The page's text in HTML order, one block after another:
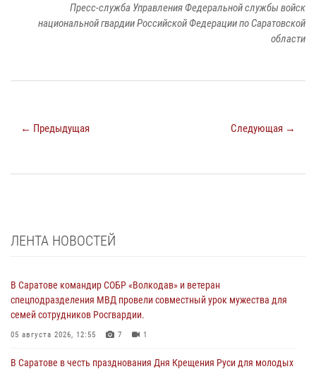
Пресс-служба Управления Федеральной службы войск
национальной гвардии Российской Федерации по Саратовской
области
← Предыдущая Следующая →
ЛЕНТА НОВОСТЕЙ
В Саратове командир СОБР «Волкодав» и ветеран
спецподразделения МВД провели совместный урок мужества для
семей сотрудников Росгвардии.
05 августа 2026, 12:55 7 1
В Саратове в честь празднования Дня Крещения Руси для молодых